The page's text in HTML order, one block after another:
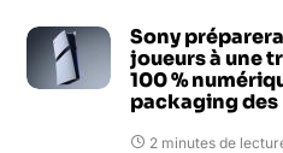
Sony
joueurs à une
100 %
packaging des
2 minutes de